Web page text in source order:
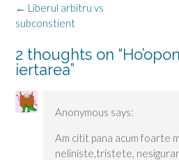
Post
navigation
← Liberul arbitru vs
subconstient
2 thoughts on “
iertarea”
Anonymous says:
Am citit pana acum foarte
neliniste,tristete,